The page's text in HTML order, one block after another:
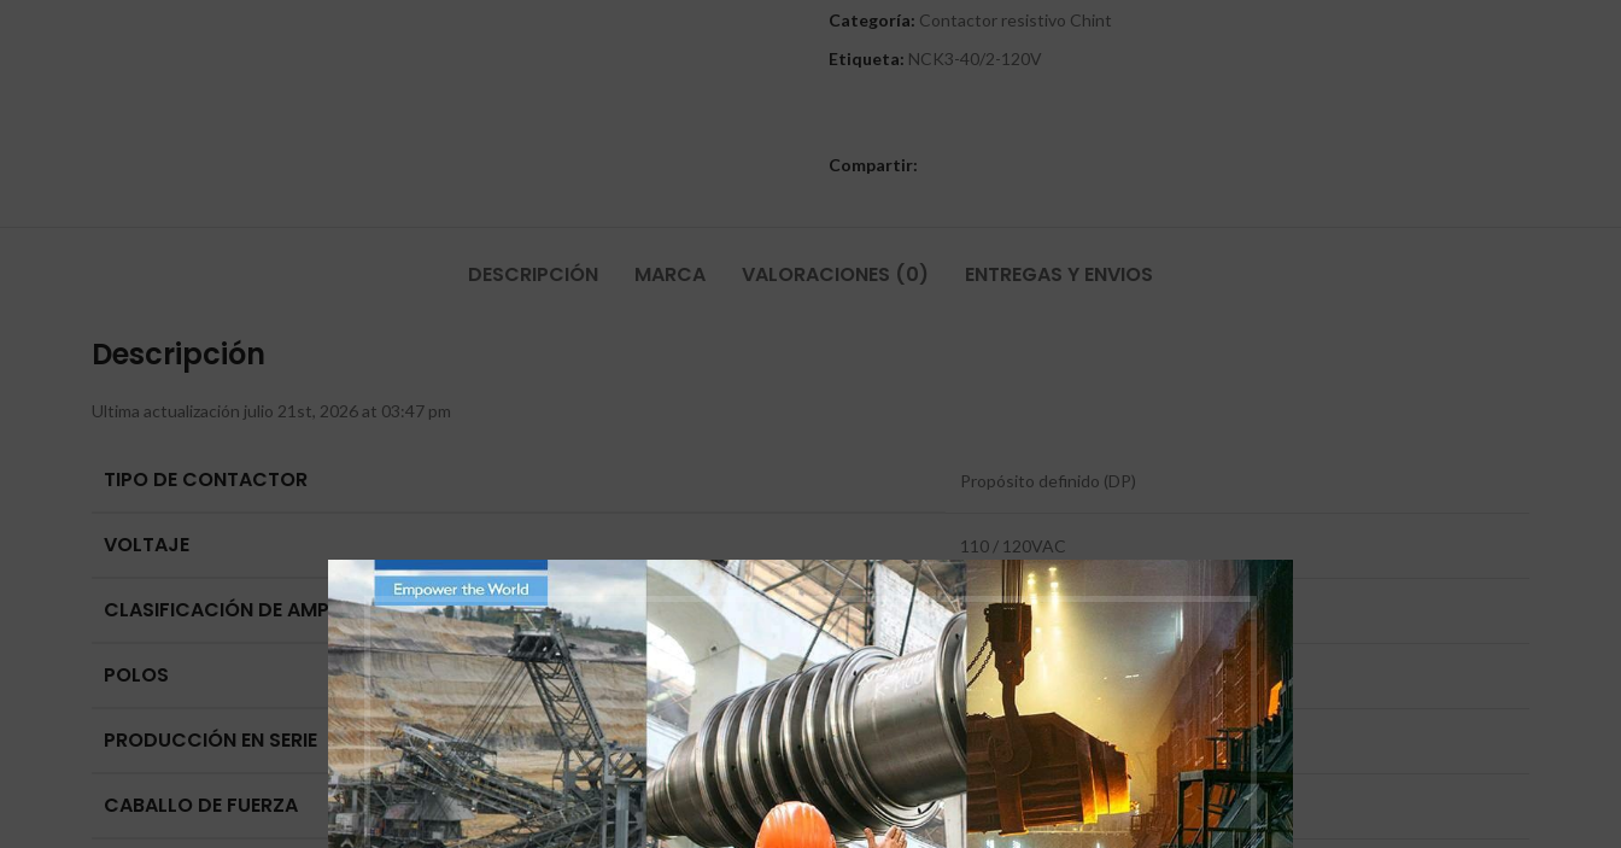
Categoría: Contactor resistivo Chint
Etiqueta: NCK3-40/2-120V
Compartir:
DESCRIPCIÓN MARCA VALORACIONES (0) ENTREGAS Y ENVIOS
Descripción
Ultima actualización julio 21st, 2026 at 03:47 pm
TIPO DE CONTACTOR Propósito definido (DP)
VOLTAJE 110 / 120VAC
CLASIFICACIÓN DE AMPERIOS 40 amperios
POLOS 2 polos
PRODUCCIÓN EN SERIE Serie Ex9CK
CABALLO DE FUERZA Ver especificaciones